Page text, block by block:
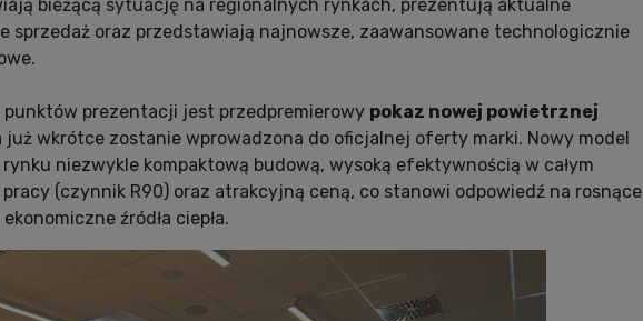
bieżącą sytuację na regionalnych rynkach, prezentują aktualne
sprzedaż oraz przedstawiają najnowsze, zaawansowane technologicznie
punktów prezentacji jest przedpremierowy pokaz nowej powietrznej
już wkrótce zostanie wprowadzona do oficjalnej oferty marki. Nowy model
niezwykle kompaktową budową, wysoką efektywnością w całym
(czynnik R90) oraz atrakcyjną ceną, co stanowi odpowiedź na rosnące
źródła ciepła.